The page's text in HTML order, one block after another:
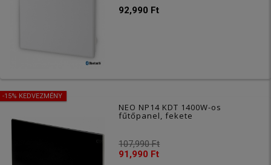
92,990 Ft
-15% KEDVEZMÉNY
NEO NP14 KDT 1400W-os
fűtőpanel, fekete
107,990 Ft
91,990 Ft